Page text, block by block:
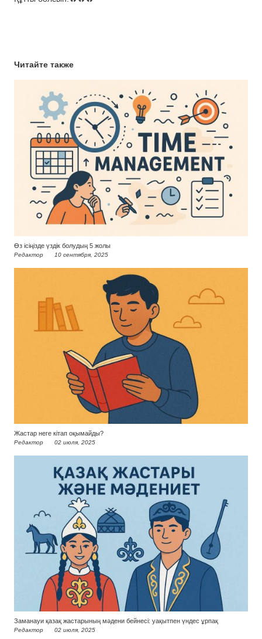
Читайте также
Өз ісіңізде үздік болудың 5 жолы
Редактор 10 сентября, 2025
Жастар неге кітап оқымайды?
Редактор 02 июля, 2025
Заманауи қазақ жастарының мәдени бейнесі: уақытпен үндес ұрпақ
Редактор 02 июля, 2025